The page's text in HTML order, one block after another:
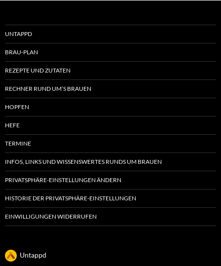
UNTAPPD
BRAU-PLAN
REZEPTE UND ZUTATEN
RECHNER RUND UM’S BRAUEN
HOPFEN
HEFE
TERMINE
INFOS, LINKS UND WISSENSWERTES RUNDS UM BRAUEN
PRIVATSPHÄRE-EINSTELLUNGEN ÄNDERN
HISTORIE DER PRIVATSPHÄRE-EINSTELLUNGEN
EINWILLIGUNGEN WIDERRUFEN
Untappd